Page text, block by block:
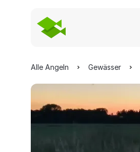
Alle Angeln Gewässer